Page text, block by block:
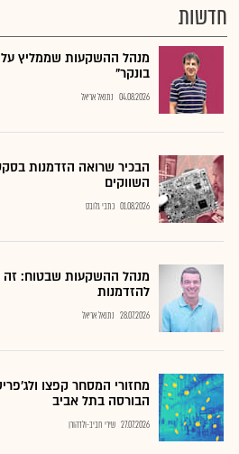
חדשות
מנהל ההשקעות שממליץ על
בונקר"
04.08.2026 נתנאל אריאל
הבכיר שרואה הזדמנות
השווקים
01.08.2026 כתבי גלובס
מנהל ההשקעות שבטוח:
להזדמנות
28.07.2026 נתנאל אריאל
מחזורי המסחר קפצו
הבורסה בתל אביב
27.07.2026 שירי חביב-ולדהורן